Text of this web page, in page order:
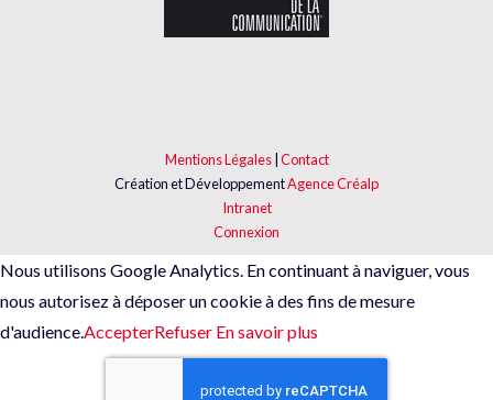
Mentions Légales| Contact
Création et DéveloppementAgence Créalp
Intranet
Connexion
Nous utilisons Google Analytics. En continuant à naviguer, vous
nous autorisez à déposer un cookie à des fins de mesure
d'audience. AccepterRefuser En savoir plus